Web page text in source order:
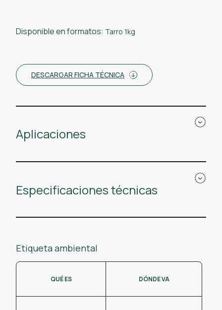
Disponible en formatos: Tarro 1kg
DESCARGAR FICHA TÉCNICA
Aplicaciones
Especificaciones técnicas
Etiqueta ambiental
QUÉ ES DÓNDE VA